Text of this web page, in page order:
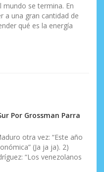
mundo se termina. En
a una gran cantidad de
qué es la energía
Por Grossman Parra
otra vez: “Este año
(Ja ja ja). 2)
“Los venezolanos